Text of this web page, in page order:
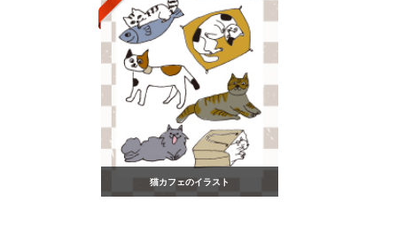
猫カフェのイラスト